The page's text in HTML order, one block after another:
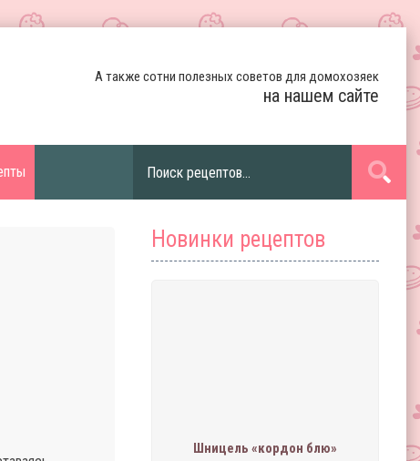
А также сотни полезных советов для домохозяек
на нашем сайте
Новинки рецептов
Шницель «кордон блю»